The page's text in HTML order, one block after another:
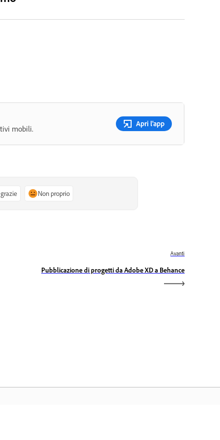
mobili.
Apri l'app
Non proprio
Avanti
Pubblicazione di progetti da Adobe XD a Behance